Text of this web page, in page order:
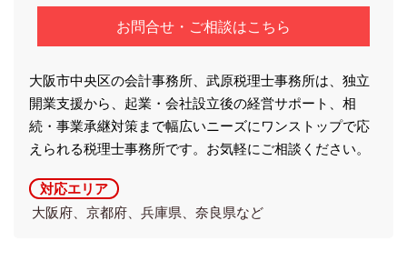
お問合せ・ご相談はこちら
大阪市中央区の会計事務所、武原税理士事務所は、独立
開業支援から、起業・会社設立後の経営サポート、相
続・事業承継対策まで幅広いニーズにワンストップで応
えられる税理士事務所です。お気軽にご相談ください。
対応エリア
大阪府、京都府、兵庫県、奈良県など